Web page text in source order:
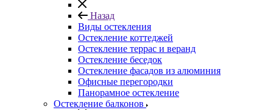
Назад
Виды остекления
Остекление коттеджей
Остекление террас и веранд
Остекление беседок
Остекление фасадов из алюминия
Офисные перегородки
Панорамное остекление
Остекление балконов